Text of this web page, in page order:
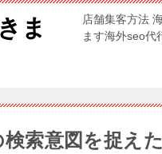
ま
店舗集客方法
ます海外seo代
索意図を捉え